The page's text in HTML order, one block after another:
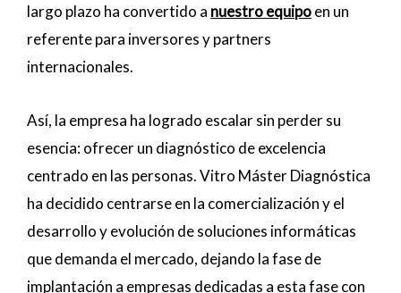
largo plazo ha convertido a nuestro equipoen un
referente para inversores y partners
internacionales.
Así, la empresa ha logrado escalar sin perder su
esencia: ofrecer un diagnóstico de excelencia
centrado en las personas. Vitro Máster Diagnóstica
ha decidido centrarse en la comercialización y el
desarrollo y evolución de soluciones informáticas
que demanda el mercado, dejando la fase de
implantación a empresas dedicadas a esta fase con